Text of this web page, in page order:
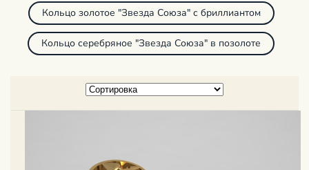
Кольцо золотое "Звезда Союза" с бриллиантом
Кольцо серебряное "Звезда Союза" в позолоте